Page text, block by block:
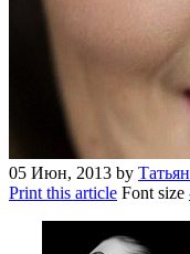
05 Июн, 2013 by
Print this article Font size